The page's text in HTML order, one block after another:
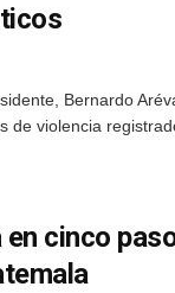
Bernardo
violencia
en cinco